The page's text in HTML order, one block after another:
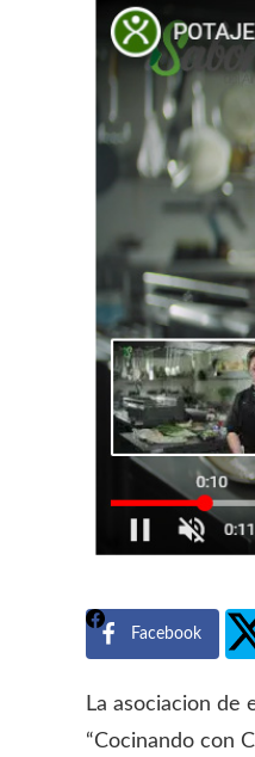
Facebook
La asociacion
“Cocinando con